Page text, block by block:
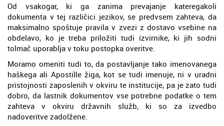
Od vsakogar, ki ga zanima prevajanje kateregakoli
dokumenta v tej različici jezikov, se predvsem zahteva, da
maksimalno spoštuje pravila v zvezi z dostavo vsebine na
obdelavo, ko je treba priložiti tudi izvirnike, ki jih sodni
tolmač uporablja v toku postopka overitve.
Moramo omeniti tudi to, da postavljanje tako imenovanega
haškega ali Apostille žiga, kot se tudi imenuje, ni v uradni
pristojnosti zaposlenih v okviru te institucije, pa je zato tudi
dobro, da lastnik dokumentov vse potrebne podatke o tem
zahteva v okviru državnih služb, ki so za izvedbo
nadoveritve zadolžene.